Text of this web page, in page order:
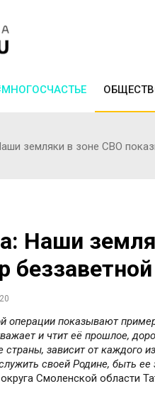
земляки в зоне СВО
Наши
операции показывают
и чтит её прошлое,
зависит от каждого
своей Родине, быть
Смоленской области